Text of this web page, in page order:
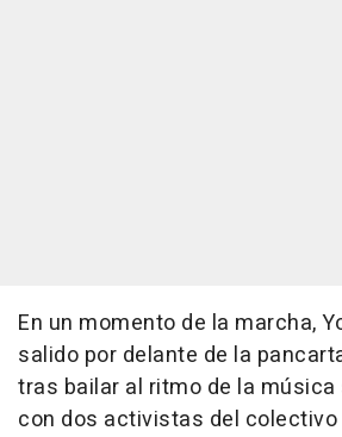
En un momento de la marcha,
salido por delante de la
tras bailar al ritmo de la
con dos activistas del colectivo